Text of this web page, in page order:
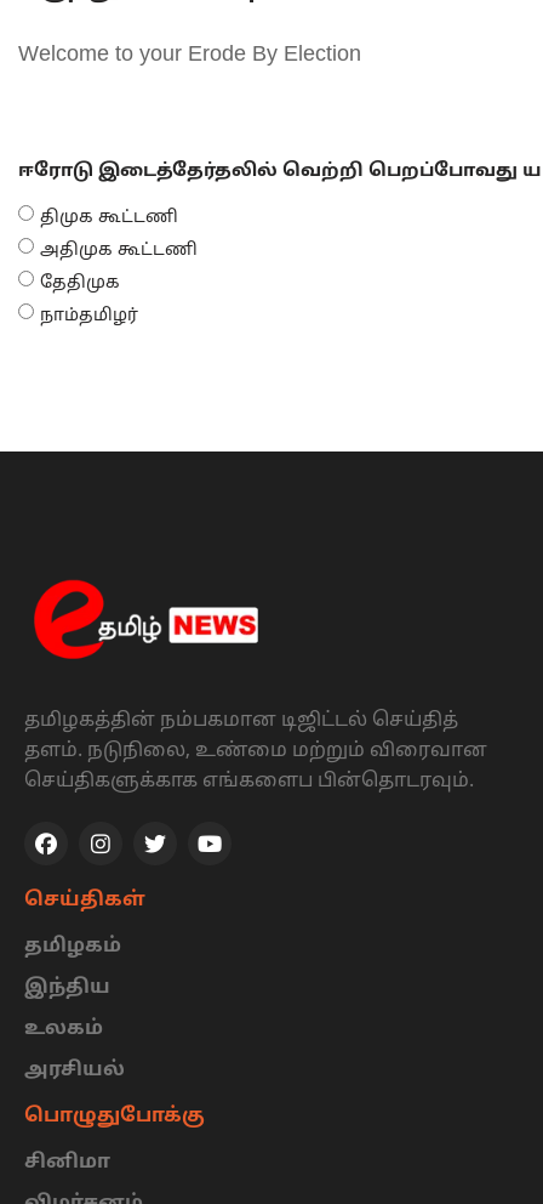
Welcome to your Erode By Election
ஈரோடு இடைத்தேர்தலில் வெற்றி பெறப்போவது
திமுக கூட்டணி
அதிமுக கூட்டணி
தேதிமுக
நாம்தமிழர்
தமிழகத்தின் நம்பகமான டிஜிட்டல் செய்தித்
தளம். நடுநிலை, உண்மை மற்றும் விரைவான
செய்திகளுக்காக எங்களைப பின்தொடரவும்.
செய்திகள்
தமிழகம்
இந்திய
உலகம்
அரசியல்
பொழுதுபோக்கு
சினிமா